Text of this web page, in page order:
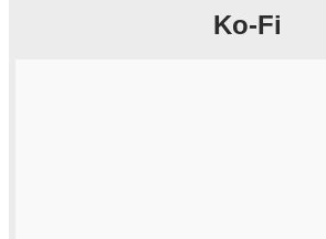
Ko-Fi